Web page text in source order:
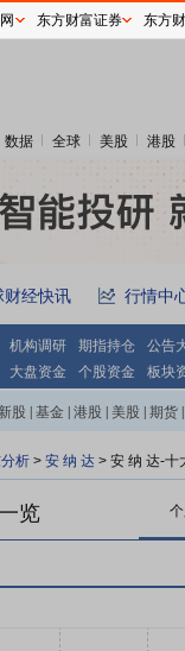
数据 全球 美股 港股
财经快讯 行情中
机构调研 期指持仓
公告
大盘资金 个股资金 板块
新股 基金 港股 美股 期货
析 > 安 纳 达 > 安 纳 达-十
览
东方财富证券 东方